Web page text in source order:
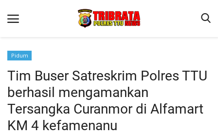
Beranda
Terms & Conditions
Reskrim
Binkam
Pidum
Tim Buser Satreskrim Polres TTU
berhasil mengamankan
Tersangka Curanmor di Alfamart
KM 4 kefamenanu